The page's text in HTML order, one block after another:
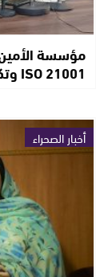
مؤسسة
ISO 21001 وتكرّس ريادتها التربوية
أخبار الصحراء